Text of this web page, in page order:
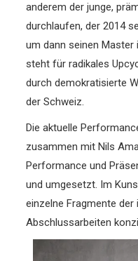
anderem der junge,
durchlaufen, der 2014
um dann seinen
steht für radikales
durch demokratisierte
der Schweiz.
Die aktuelle
zusammen mit Nils
Performance und
und umgesetzt. Im
einzelne Fragmente der
Abschlussarbeiten